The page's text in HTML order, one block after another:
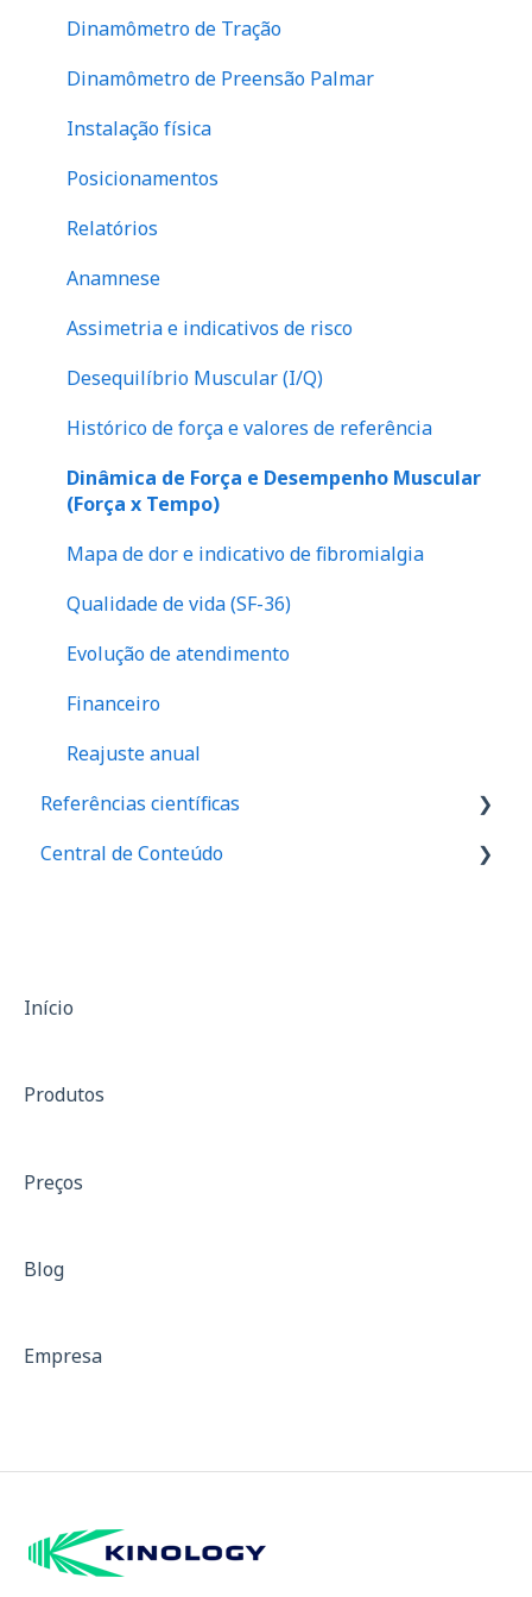
Dinamômetro de Tração
Dinamômetro de Preensão Palmar
Instalação física
Posicionamentos
Relatórios
Anamnese
Assimetria e indicativos de risco
Desequilíbrio Muscular (I/Q)
Histórico de força e valores de referência
Dinâmica de Força e Desempenho Muscular
(Força x Tempo)
Mapa de dor e indicativo de fibromialgia
Qualidade de vida (SF-36)
Evolução de atendimento
Financeiro
Reajuste anual
Referências científicas
Valores de referência de força
Assimetria
SF-36
Dinamômetro de Preensão Palmar
Central de Conteúdo
Casos de sucesso
Início
Produtos
Preços
Blog
Empresa